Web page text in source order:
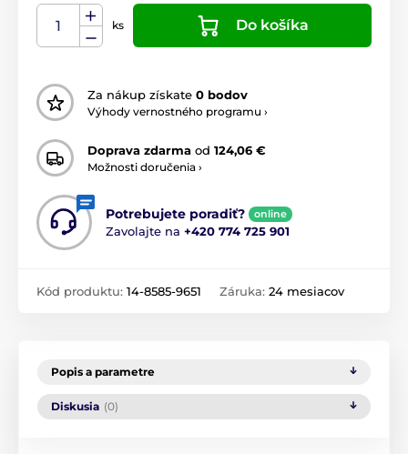
ks Do košíka
Za nákup získate 0 bodov
Výhody vernostného programu ›
Doprava zdarma od 124,06 €
Možnosti doručenia ›
Potrebujete poradiť? online
Zavolajte na +420 774 725 901
Kód produktu: 14-8585-9651 Záruka: 24 mesiacov
Popis a parametre
Diskusia (0)